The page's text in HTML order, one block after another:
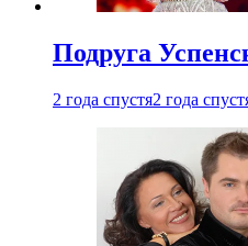
Подруга
2 года спустя2 года